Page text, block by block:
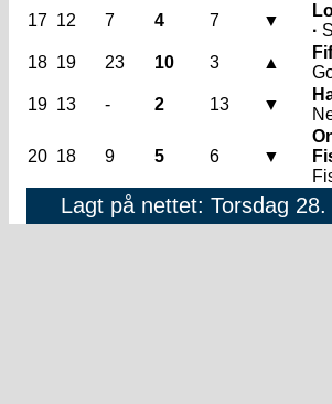
17 12 7 4 7 ▼
·
18 19 23 10 3 ▲
19 13 - 2 13 ▼
20 18 9 5 6 ▼
Lagt på nettet: Torsdag